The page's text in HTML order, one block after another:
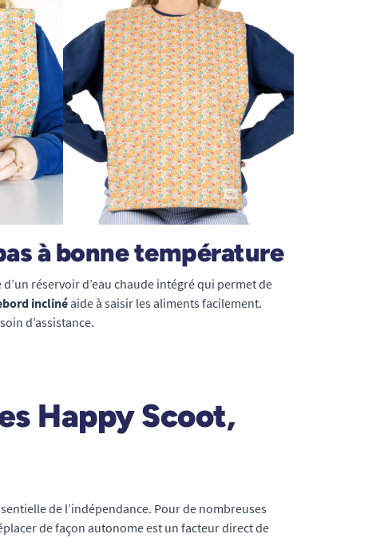
à bonne température
réservoir d’eau chaude intégré qui permet de
inclinéaide à saisir les aliments facilement.
d’assistance.
Happy Scoot,
de l’indépendance. Pour de nombreuses
de façon autonome est un facteur direct de